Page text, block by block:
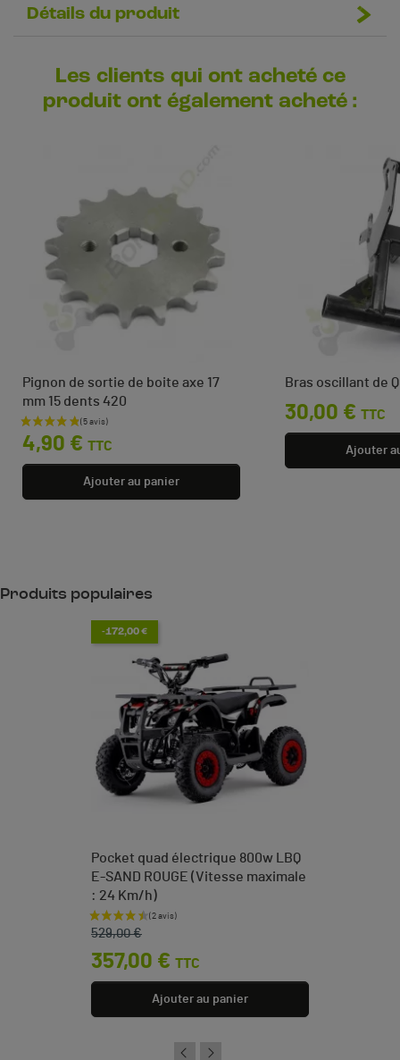
Détails du produit
Les clients qui ont acheté ce
produit ont également acheté :
Pignon de sortie de boite axe 17
mm 15 dents 420
Prix
4,90 € TTC
Ajouter au panier
Bras oscillant de
Prix
30,00 € TTC
Ajouter
Produits populaires
-172,00 €
Pocket quad électrique 800w LBQ
E-SAND ROUGE (Vitesse maximale
: 24 Km/h)
Prix de base
529,00 €
Prix
357,00 € TTC
Ajouter au panier